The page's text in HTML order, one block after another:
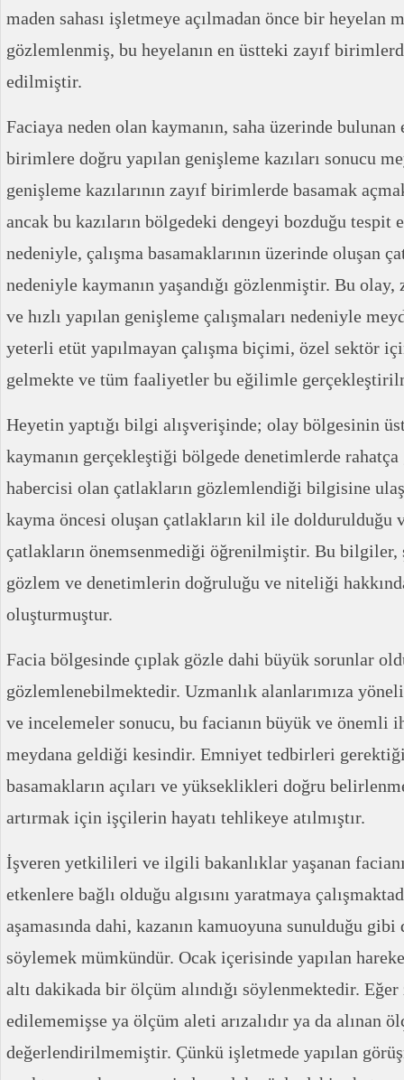
maden sahası işletmeye açılmadan önce bir heyelan
gözlemlenmiş, bu heyelanın en üstteki zayıf
edilmiştir.
Faciaya neden olan kaymanın, saha üzerinde
birimlere doğru yapılan genişleme kazıları sonucu
genişleme kazılarının zayıf birimlerde basamak
ancak bu kazıların bölgedeki dengeyi bozduğu
nedeniyle, çalışma basamaklarının üzerinde oluşan
nedeniyle kaymanın yaşandığı gözlenmiştir. Bu
ve hızlı yapılan genişleme çalışmaları nedeniyle
yeterli etüt yapılmayan çalışma biçimi, özel sektör
gelmekte ve tüm faaliyetler bu eğilimle
Heyetin yaptığı bilgi alışverişinde; olay bölgesinin
kaymanın gerçekleştiği bölgede denetimlerde
habercisi olan çatlakların gözlemlendiği bilgisine
kayma öncesi oluşan çatlakların kil ile doldurulduğu
çatlakların önemsenmediği öğrenilmiştir. Bu bilgiler,
gözlem ve denetimlerin doğruluğu ve niteliği
oluşturmuştur.
Facia bölgesinde çıplak gözle dahi büyük sorunlar
gözlemlenebilmektedir. Uzmanlık alanlarımıza
ve incelemeler sonucu, bu facianın büyük ve önemli
meydana geldiği kesindir. Emniyet tedbirleri
basamakların açıları ve yükseklikleri doğru
artırmak için işçilerin hayatı tehlikeye atılmıştır.
İşveren yetkilileri ve ilgili bakanlıklar yaşanan
etkenlere bağlı olduğu algısını yaratmaya
aşamasında dahi, kazanın kamuoyuna sunulduğu gibi
söylemek mümkündür. Ocak içerisinde yapılan
altı dakikada bir ölçüm alındığı söylenmektedir.
edilememişse ya ölçüm aleti arızalıdır ya da alınan
değerlendirilmemiştir. Çünkü işletmede yapılan